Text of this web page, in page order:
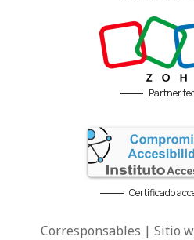
Partner
Certificado
Corresponsables | Sitio